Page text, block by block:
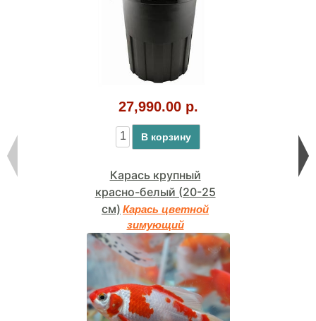
27,990.00 р.
В корзину
Карась крупный
красно-белый (20-25
см) Карась цветной
зимующий